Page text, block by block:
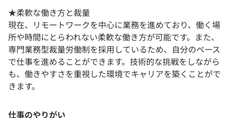
★柔軟な働き方と裁量
現在、リモートワークを中心に業務を進めており、働く場
所や時間にとらわれない柔軟な働き方が可能です。また、
専門業務型裁量労働制を採用しているため、自分のペース
で仕事を進めることができます。技術的な挑戦をしながら
も、働きやすさを重視した環境でキャリアを築くことがで
きます。
仕事のやりがい